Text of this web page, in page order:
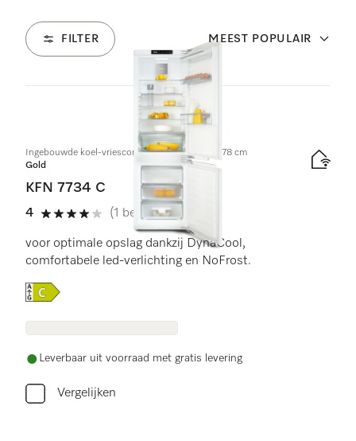
FILTER MEEST POPULAIR
22 Producten
Ingebouwde koel-vriescombinatie, nishoogte 178 cm
Gold
KFN 7734 C
4
4 sterren van de 5
(1 beoordeling)
voor optimale opslag dankzij DynaCool,
comfortabele led-verlichting en NoFrost.
Online Label Flag, Energielabel
Leverbaar uit voorraad met gratis levering
Vergelijken